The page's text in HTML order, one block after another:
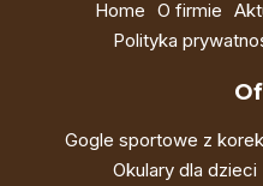
Home O firmie
Polityka
Gogle sportowe z
Okulary dla dzieci